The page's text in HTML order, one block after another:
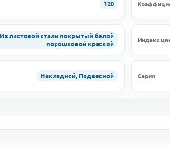
120
Из листовой стали покрытый белой
порошковой краской
Индекс
Накладной, Подвесной Серия